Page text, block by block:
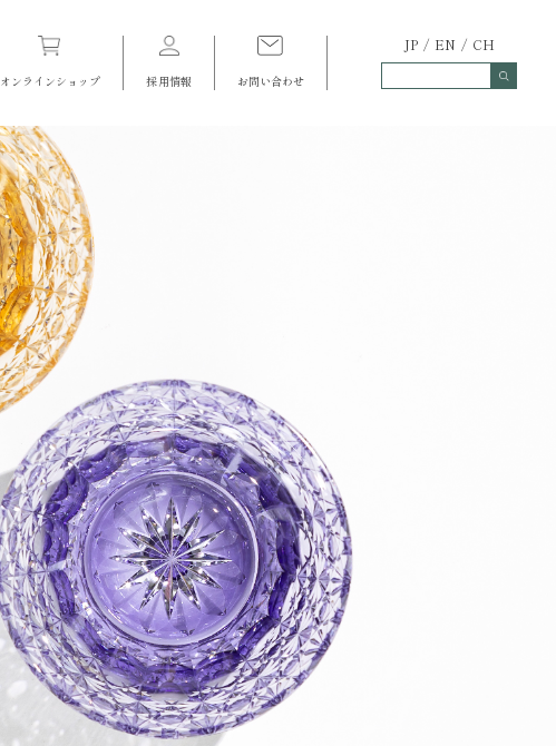
オンラインショップ 採用情報 お問い合わせ
JP EN CH